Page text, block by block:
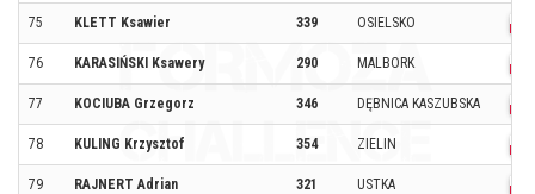
75 KLETT Ksawier 339 OSIELSKO
76 KARASIŃSKI Ksawery 290 MALBORK
77 KOCIUBA Grzegorz 346 DĘBNICA KASZUBSKA
78 KULING Krzysztof 354 ZIELIN
79 RAJNERT Adrian 321 USTKA